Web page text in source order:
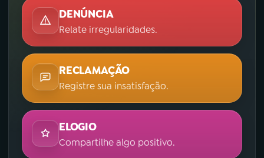
DENÚNCIA
Relate irregularidades.
RECLAMAÇÃO
Registre sua insatisfação.
ELOGIO
Compartilhe algo positivo.